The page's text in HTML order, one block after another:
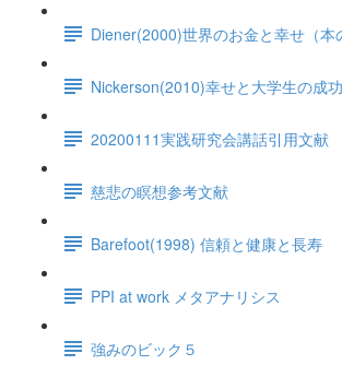
Diener(2000)世界のお金と幸せ（本
Nickerson(2010)幸せと大学生の成功
20200111実践研究会講話引用文献
慈悲の瞑想参考文献
Barefoot(1998) 信頼と健康と長寿
PPI at work メタアナリシス
強みのビック５